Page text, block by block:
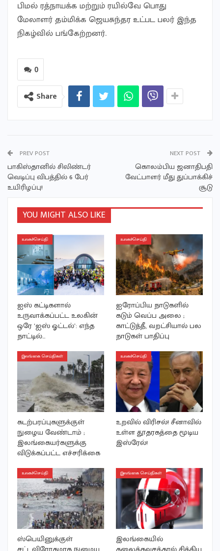
பிமல் ரத்நாயக்க மற்றும் ரயில்வே பொது
மேலாளர் தம்மிக்க ஜெயசுந்தர உட்பட பலர் இந்த
நிகழ்வில் பங்கேற்றனர்.
0
Share
PREV POST
பாகிஸ்தானில் சிலிண்டர்
வெடிப்பு விபத்தில் 6 பேர்
உயிரிழப்பு!
NEXT POST
கொலம்பிய ஜனாதிபதி
வேட்பாளர் மீது துப்பாக்கிச்
சூடு
YOU MIGHT ALSO LIKE
உலகச்செய்தி
ஐஸ் கட்டிகளால்
உருவாக்கப்பட்ட உலகின்
ஒரே ‘ஐஸ் ஓட்டல்’: எந்த
நாட்டில்…
உலகச்செய்தி
ஐரோப்பிய நாடுகளில்
கடும் வெப்ப அலை ;
காட்டுத்தீ, வறட்சியால் பல
நாடுகள் பாதிப்பு
இலங்கை செய்திகள்
கடற்பரப்புகளுக்குள்
நுழைய வேண்டாம் ;
இலங்கையர்களுக்கு
விடுக்கப்பட்ட எச்சரிக்கை
உலகச்செய்தி
உறவில் விரிசல்! சீனாவில்
உள்ள தூதரகத்தை மூடிய
இஸ்ரேல்!
உலகச்செய்தி
ஸ்பெயினுக்குள்
இலங்கை செய்திகள்
இலங்கையில்